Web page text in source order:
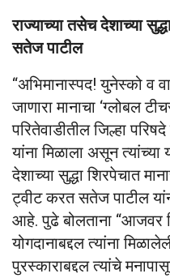
राज्याच्या तसेच देशाच्या
सतेज पाटील
“अभिमानास्पद! युनेस्को व
जाणारा मानाचा ‘ग्लोबल
परितेवाडीतील जिल्हा
यांना मिळाला असून त्यांच्या
देशाच्या सुद्धा शिरपेचात
ट्वीट करत सतेज पाटील
आहे. पुढे बोलताना “आजवर
योगदानाबद्दल त्यांना
पुरस्काराबद्दल त्यांचे